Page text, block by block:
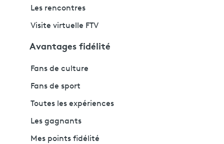
Les rencontres
Visite virtuelle FTV
Avantages fidélité
Fans de culture
Fans de sport
Toutes les expériences
Les gagnants
Mes points fidélité